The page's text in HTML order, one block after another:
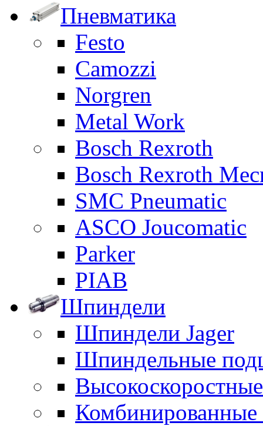
Пневматика
Festo
Camozzi
Norgren
Metal Work
Bosch Rexroth
Bosch Rexroth
SMC Pneumatic
ASCO Joucomatic
Parker
PIAB
Шпиндели
Шпиндели Jager
Шпиндельные